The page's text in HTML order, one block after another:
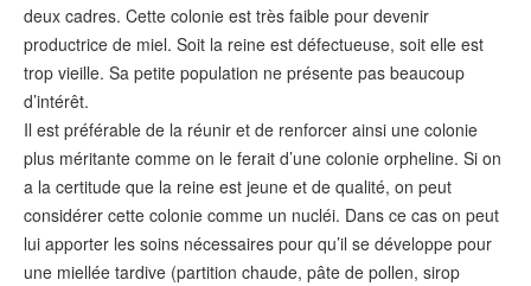
deux cadres. Cette colonie est très faible pour devenir
productrice de miel. Soit la reine est défectueuse, soit elle est
trop vieille. Sa petite population ne présente pas beaucoup
d’intérêt.
Il est préférable de la réunir et de renforcer ainsi une colonie
plus méritante comme on le ferait d’une colonie orpheline. Si on
a la certitude que la reine est jeune et de qualité, on peut
considérer cette colonie comme un nucléi. Dans ce cas on peut
lui apporter les soins nécessaires pour qu’il se développe pour
une miellée tardive (partition chaude, pâte de pollen, sirop